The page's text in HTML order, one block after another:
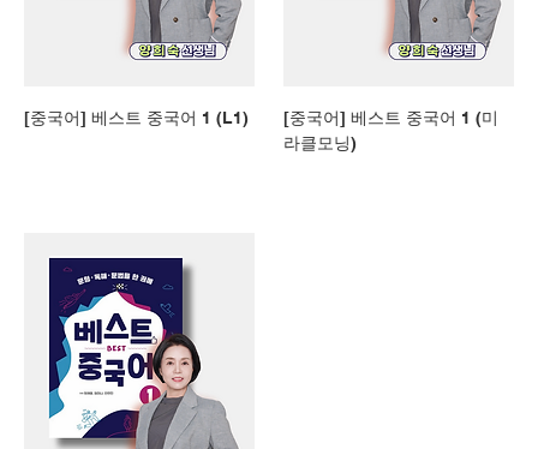
[중국어] 베스트 중국어 1 (L1)
[중국어] 베스트 중국어 1 (미
라클모닝)